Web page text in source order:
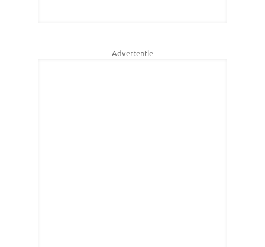
Advertentie